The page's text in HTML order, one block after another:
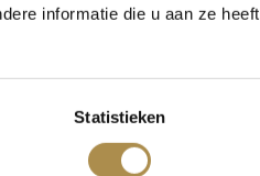
informatie die u aan ze heeft
Statistieken